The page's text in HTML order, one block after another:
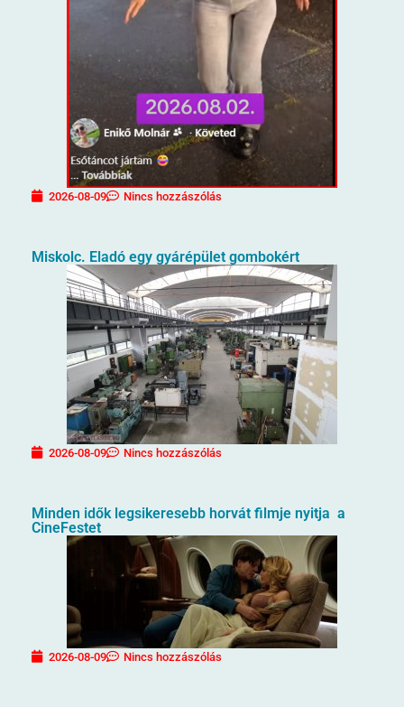
2026-08-09 Nincs hozzászólás
Miskolc. Eladó egy gyárépület gombokért
2026-08-09 Nincs hozzászólás
Minden idők legsikeresebb horvát filmje nyitja a
CineFestet
2026-08-09 Nincs hozzászólás